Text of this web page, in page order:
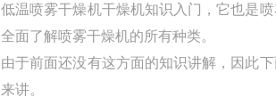
低温喷雾干燥机干燥机知识入门，它也是
全面了解喷雾干燥机的所有种类。
由于前面还没有这方面的知识讲解，因此
来讲。